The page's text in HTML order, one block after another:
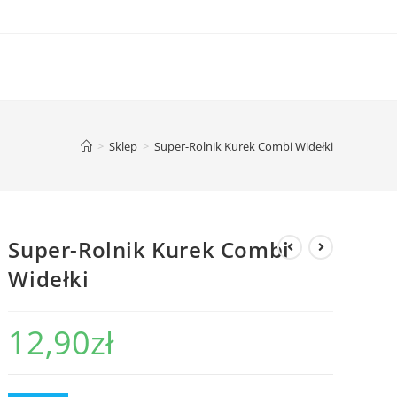
> Sklep > Super-Rolnik Kurek Combi Widełki
Super-Rolnik Kurek Combi
Widełki
12,90zł